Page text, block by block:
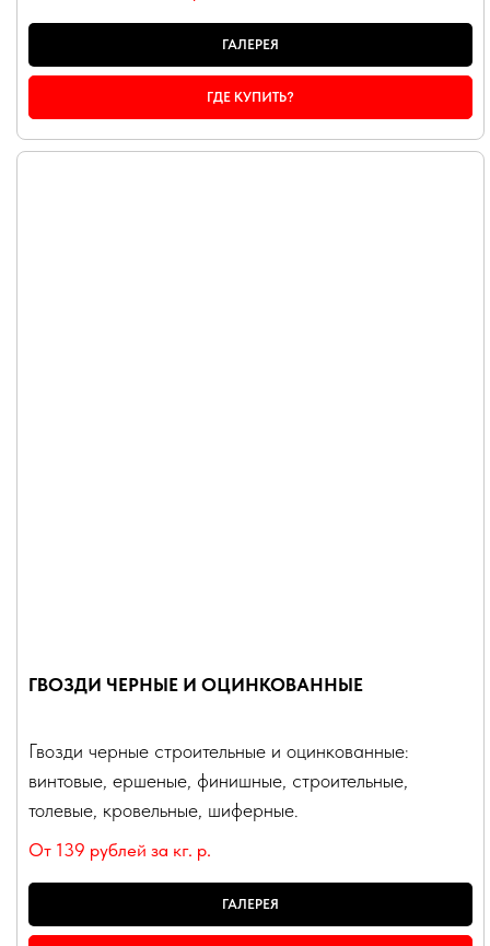
ГАЛЕРЕЯ
ГДЕ КУПИТЬ?
ГВОЗДИ ЧЕРНЫЕ И ОЦИНКОВАННЫЕ
Гвозди черные строительные и оцинкованные:
винтовые, ершеные, финишные, строительные,
толевые, кровельные, шиферные.
От 139 рублей за кг. р.
ГАЛЕРЕЯ